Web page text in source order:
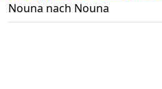
Nouna nach Nouna